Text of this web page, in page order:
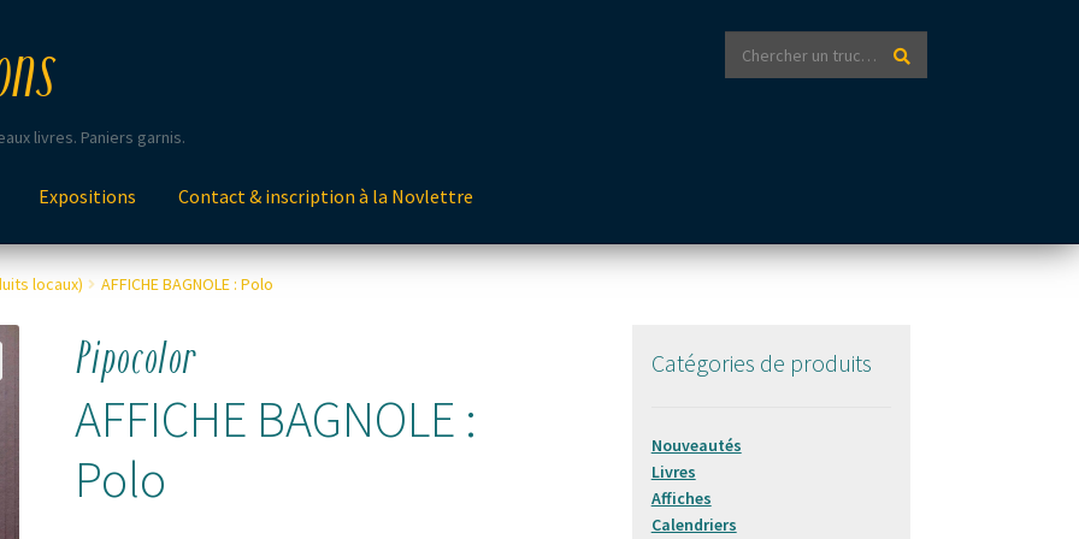
livres. Paniers garnis.
Expositions Contact & inscription à la Novlettre
locaux) AFFICHE BAGNOLE : Polo
Pipocolor
AFFICHE BAGNOLE :
Polo
Catégories de produits
Nouveautés
Livres
Affiches
Calendriers